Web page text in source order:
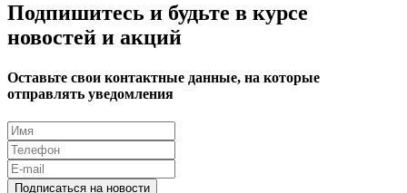
Подпишитесь и будьте в курсе
новостей и акций
Оставьте свои контактные данные, на которые
отправлять уведомления
Подписаться на новости